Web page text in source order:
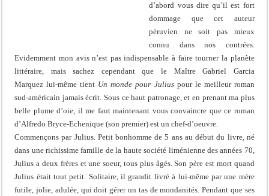
d’abord vous dire qu’il est fort
dommage que cet auteur
péruvien ne soit pas mieux
connu dans nos contrées.
Evidemment mon avis n’est pas indispensable à faire tourner la planète
littéraire, mais sachez cependant que le Maître Gabriel Garcia
Marquez lui-même tient Un monde pour Juliuspour le meilleur roman
sud-américain jamais écrit. Sous ce haut patronage, et en prenant ma plus
belle plume d’oie, il me faut maintenant vous convaincre que ce roman
d’Alfredo Bryce-Echenique (son premier) est un chef-d’oeuvre.
Commençons par Julius. Petit bonhomme de 5 ans au début du livre, né
dans une richissime famille de la haute société liménienne des années 70,
Julius a deux frères et une soeur, tous plus âgés. Son père est mort quand
Julius était tout petit. Solitaire, il grandit livré à lui-même par une mère
futile, jolie, adulée, qui doit gérer un tas de mondanités. Pendant que ses